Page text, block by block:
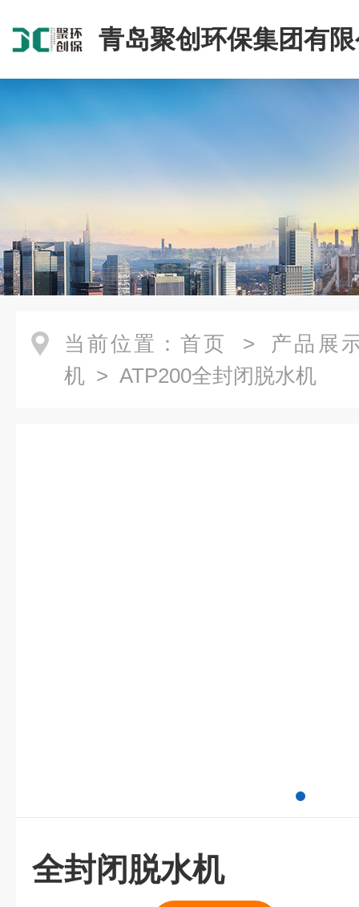
青岛聚创环保集团有
当前位置： 首页 > 产品展
机 > ATP200全封闭脱水机
全封闭脱水机